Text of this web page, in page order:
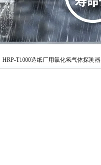
HRP-T1000造纸厂用氯化氢气体探测器